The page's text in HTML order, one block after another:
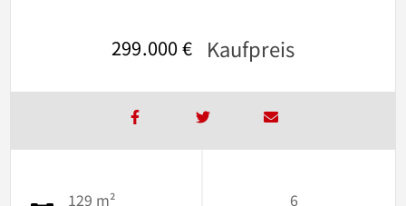
299.000 € Kaufpreis
129 m² 6